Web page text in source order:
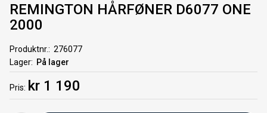
REMINGTON HÅRFØNER D6077 ONE
2000
Produktnr.
276077
Lager
På lager
Pris kr 1 190